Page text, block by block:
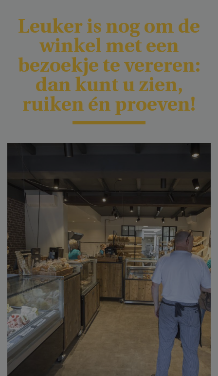
Leuker is nog om de
winkel met een
bezoekje te vereren:
dan kunt u zien,
ruiken én proeven!